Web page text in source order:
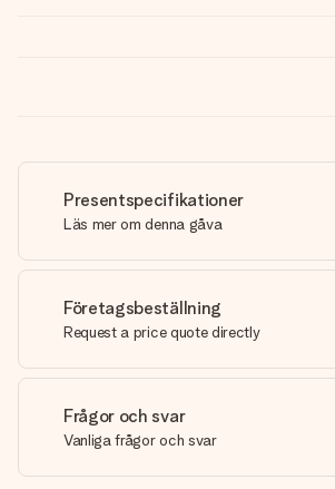
Presentspecifikationer
Läs mer om denna gåva
Företagsbeställning
Request a price quote directly
Frågor och svar
Vanliga frågor och svar